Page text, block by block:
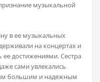
музыкальной
в ее музыкальных
на концертах и
ее достижениями. Сестра
сами увлекались
большим и надежным